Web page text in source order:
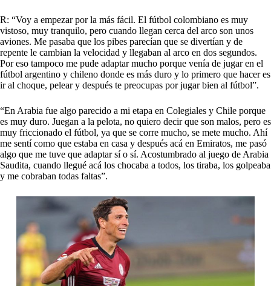
R: “Voy a empezar por la más fácil. El fútbol colombiano es muy
vistoso, muy tranquilo, pero cuando llegan cerca del arco son unos
aviones. Me pasaba que los pibes parecían que se divertían y de
repente le cambian la velocidad y llegaban al arco en dos segundos.
Por eso tampoco me pude adaptar mucho porque venía de jugar en el
fútbol argentino y chileno donde es más duro y lo primero que hacer es
ir al choque, pelear y después te preocupas por jugar bien al fútbol”.
“En Arabia fue algo parecido a mi etapa en Colegiales y Chile porque
es muy duro. Juegan a la pelota, no quiero decir que son malos, pero es
muy friccionado el fútbol, ya que se corre mucho, se mete mucho. Ahí
me sentí como que estaba en casa y después acá en Emiratos, me pasó
algo que me tuve que adaptar sí o sí. Acostumbrado al juego de Arabia
Saudita, cuando llegué acá los chocaba a todos, los tiraba, los golpeaba
y me cobraban todas faltas”.